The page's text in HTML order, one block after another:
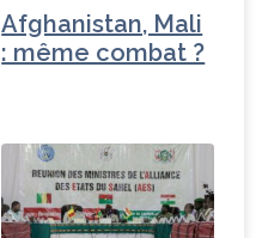
Afghanistan, Mali
: même combat ?